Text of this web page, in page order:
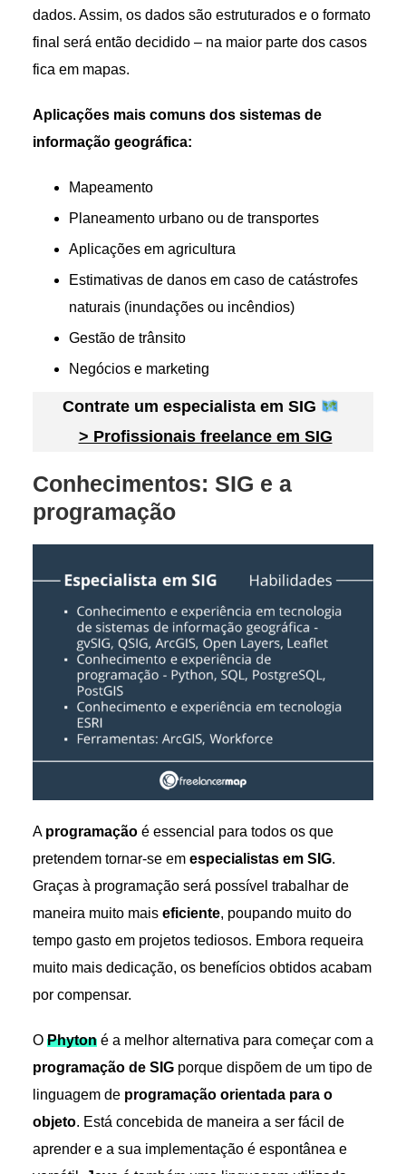
dados. Assim, os dados são estruturados e o formato
final será então decidido – na maior parte dos casos
fica em mapas.
Aplicações mais comuns dos sistemas de
informação geográfica:
Mapeamento
Planeamento urbano ou de transportes
Aplicações em agricultura
Estimativas de danos em caso de catástrofes
naturais (inundações ou incêndios)
Gestão de trânsito
Negócios e marketing
Contrate um especialista em SIG
> Profissionais freelance em SIG
Conhecimentos: SIG e a
programação
A programação é essencial para todos os que
pretendem tornar-se em especialistas em SIG.
Graças à programação será possível trabalhar de
maneira muito mais eficiente, poupando muito do
tempo gasto em projetos tediosos. Embora requeira
muito mais dedicação, os benefícios obtidos acabam
por compensar.
O Phytoné a melhor alternativa para começar com a
programação de SIGporque dispõem de um tipo de
linguagem de programação orientada para o
objeto. Está concebida de maneira a ser fácil de
aprender e a sua implementação é espontânea e